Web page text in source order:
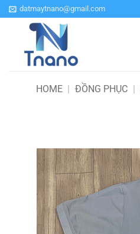
Bỏ
qua
datmaytnano@gmail.com
HOME | ĐỒNG PHỤC |